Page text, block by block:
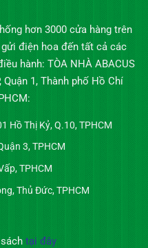
hơn 3000 cửa hàng trên
điện hoa đến tất cả các
hành: TÒA NHÀ ABACUS
Quận 1, Thành phố Hồ Chí
Hồ Thị Kỷ, Q.10, TPHCM
3, TPHCM
TPHCM
Thủ Đức, TPHCM
tại đây